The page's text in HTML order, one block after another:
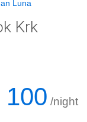
Luna
Krk
100 /night